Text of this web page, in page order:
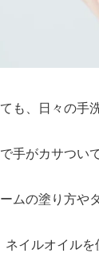
も、日々の手
手がカサつい
ムの塗り方や
ネイルオイル